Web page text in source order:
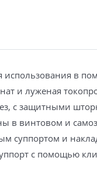
использования в
и луженая
с защитными
в винтовом и
суппортом и
с помощью